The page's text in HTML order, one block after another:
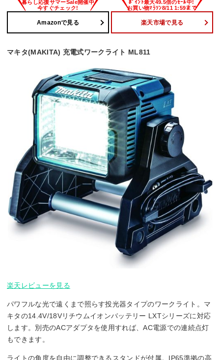
Amazonで見る 楽天市場で見る
マキタ(MAKITA) 充電式ワークライト ML811
楽天レビューを見る
パワフルな光で遠くまで照らす投光器タイプのワークライト。マ
キタの14.4V/18Vリチウムイオンバッテリー LXTシリーズに対応
します。別売のACアダプタを使用すれば、AC電源での連続点灯
もできます。
ライトの角度を自由に調整できるスタンドが付属。IP65準拠の高